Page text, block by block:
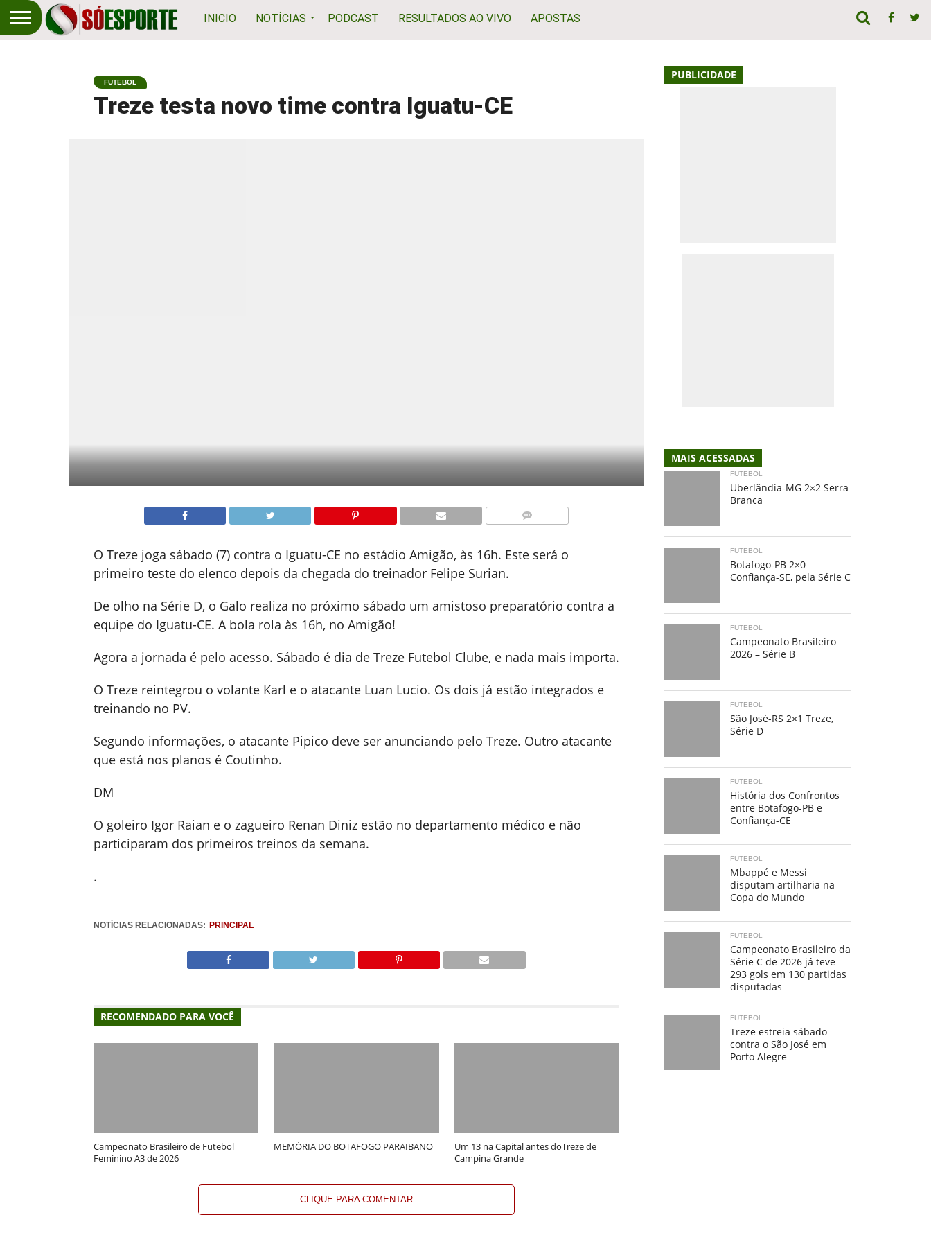
INICIO NOTÍCIAS PODCAST RESULTADOS AO VIVO APOSTAS
FUTEBOL
Treze testa novo time contra Iguatu-CE
O Treze joga sábado (7) contra o Iguatu-CE no estádio Amigão, às 16h. Este será o
primeiro teste do elenco depois da chegada do treinador Felipe Surian.
De olho na Série D, o Galo realiza no próximo sábado um amistoso preparatório contra a
equipe do Iguatu-CE. A bola rola às 16h, no Amigão!
Agora a jornada é pelo acesso. Sábado é dia de Treze Futebol Clube, e nada mais importa.
O Treze reintegrou o volante Karl e o atacante Luan Lucio. Os dois já estão integrados e
treinando no PV.
Segundo informações, o atacante Pipico deve ser anunciando pelo Treze. Outro atacante
que está nos planos é Coutinho.
DM
O goleiro Igor Raian e o zagueiro Renan Diniz estão no departamento médico e não
participaram dos primeiros treinos da semana.
.
NOTÍCIAS RELACIONADAS: PRINCIPAL
RECOMENDADO PARA VOCÊ
Campeonato Brasileiro de Futebol
Feminino A3 de 2026
MEMÓRIA DO BOTAFOGO PARAIBANO
Um 13 na Capital antes doTreze de
Campina Grande
CLIQUE PARA COMENTAR
PUBLICIDADE
MAIS ACESSADAS
FUTEBOL
Uberlândia-MG 2×2 Serra
Branca
FUTEBOL
Botafogo-PB 2×0
Confiança-SE, pela Série C
FUTEBOL
Campeonato Brasileiro
2026 – Série B
FUTEBOL
São José-RS 2×1 Treze,
Série D
FUTEBOL
História dos Confrontos
entre Botafogo-PB e
Confiança-CE
FUTEBOL
Mbappé e Messi
disputam artilharia na
Copa do Mundo
FUTEBOL
Campeonato Brasileiro da
Série C de 2026 já teve
293 gols em 130 partidas
disputadas
FUTEBOL
Treze estreia sábado
contra o São José em
Porto Alegre